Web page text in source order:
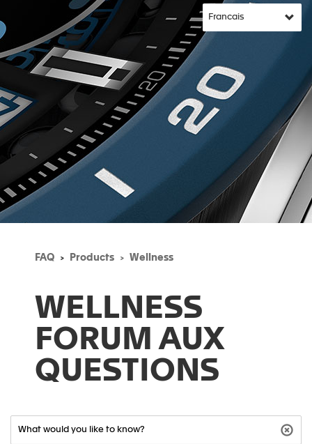
FAQ Products Wellness
WELLNESS
FORUM AUX
QUESTIONS